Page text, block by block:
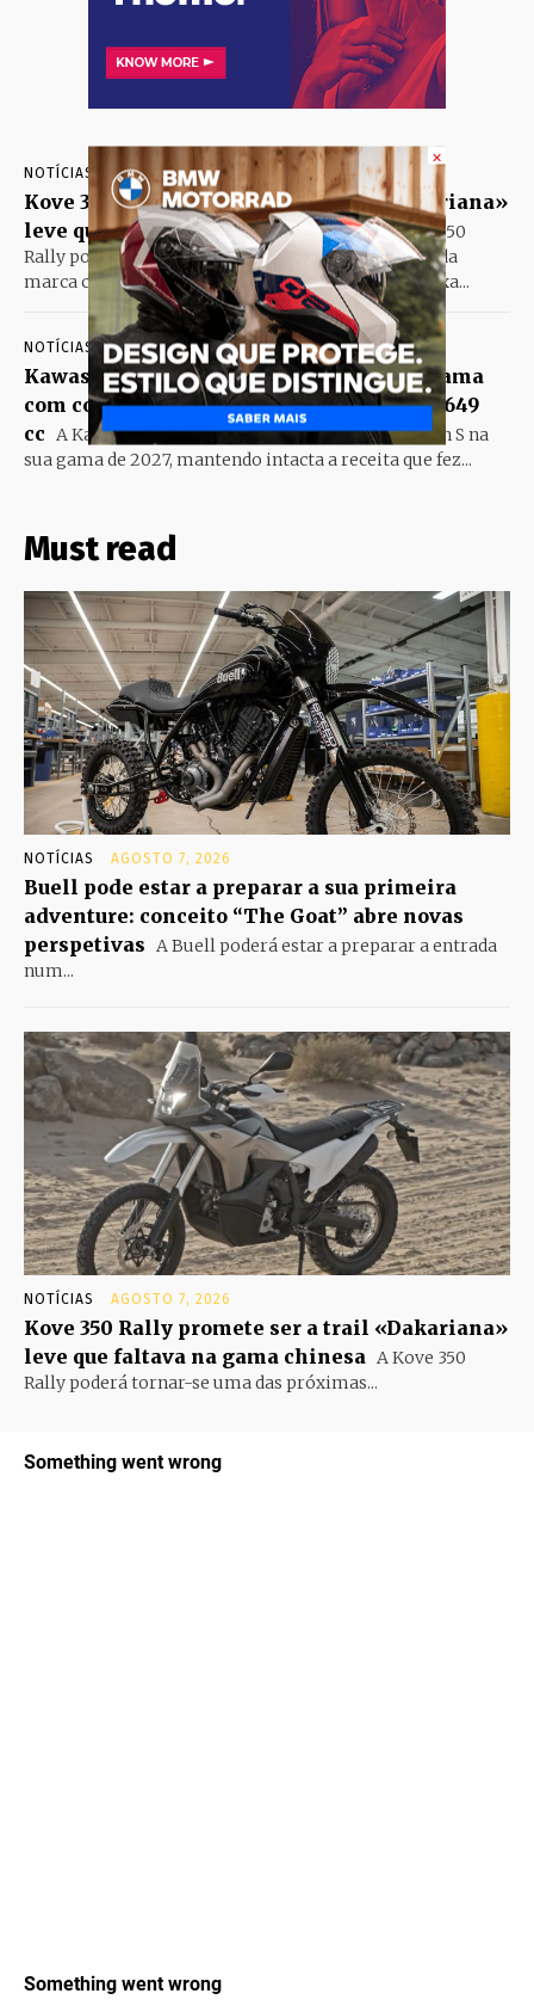
NOTÍCIAS AGOSTO 7, 2026
Kove 350 Rally promete ser a trail «Dakariana»
leve que faltava na gama chinesa A Kove 350
Rally poderá tornar-se uma das próximas apostas da
marca chinesa no segmento das trail de média-baixa...
NOTÍCIAS AGOSTO 7, 2026
Kawasaki Vulcan S 2027 mantém-se na gama
com conforto, personalização e motor de 649
cc A Kawasaki confirmou a continuidade da Vulcan S na
sua gama de 2027, mantendo intacta a receita que fez...
Must read
NOTÍCIAS AGOSTO 7, 2026
Buell pode estar a preparar a sua primeira
adventure: conceito “The Goat” abre novas
perspetivas A Buell poderá estar a preparar a entrada
num...
NOTÍCIAS AGOSTO 7, 2026
Kove 350 Rally promete ser a trail «Dakariana»
leve que faltava na gama chinesa A Kove 350
Rally poderá tornar-se uma das próximas...
×